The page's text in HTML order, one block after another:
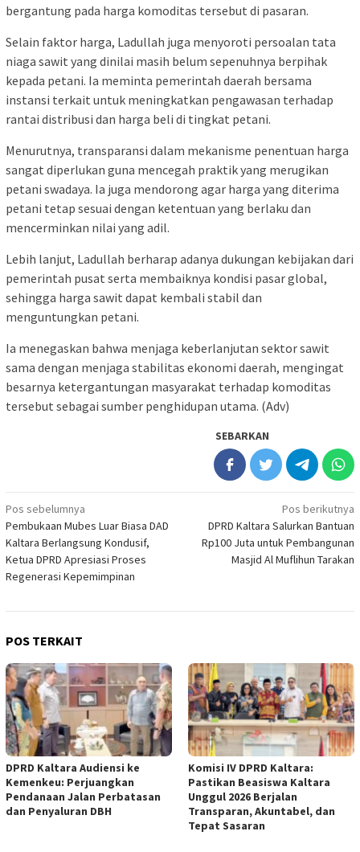
bergantung pada harga komoditas tersebut di pasaran.
Selain faktor harga, Ladullah juga menyoroti persoalan tata
niaga sawit yang dinilai masih belum sepenuhnya berpihak
kepada petani. Ia meminta pemerintah daerah bersama
instansi terkait untuk meningkatkan pengawasan terhadap
rantai distribusi dan harga beli di tingkat petani.
Menurutnya, transparansi dalam mekanisme penentuan harga
sangat diperlukan guna mencegah praktik yang merugikan
petani swadaya. Ia juga mendorong agar harga yang diterima
petani tetap sesuai dengan ketentuan yang berlaku dan
mencerminkan nilai yang adil.
Lebih lanjut, Ladullah berharap adanya dukungan kebijakan dari
pemerintah pusat serta membaiknya kondisi pasar global,
sehingga harga sawit dapat kembali stabil dan
menguntungkan petani.
Ia menegaskan bahwa menjaga keberlanjutan sektor sawit
sama dengan menjaga stabilitas ekonomi daerah, mengingat
besarnya ketergantungan masyarakat terhadap komoditas
tersebut sebagai sumber penghidupan utama. (Adv)
SEBARKAN
Navigasi
pos
Pos sebelumnya
Pembukaan Mubes Luar Biasa DAD
Kaltara Berlangsung Kondusif,
Ketua DPRD Apresiasi Proses
Regenerasi Kepemimpinan
Pos berikutnya
DPRD Kaltara Salurkan Bantuan
Rp100 Juta untuk Pembangunan
Masjid Al Muflihun Tarakan
POS TERKAIT
DPRD Kaltara Audiensi ke
Kemenkeu: Perjuangkan
Pendanaan Jalan Perbatasan
dan Penyaluran DBH
Komisi IV DPRD Kaltara:
Pastikan Beasiswa Kaltara
Unggul 2026 Berjalan
Transparan, Akuntabel, dan
Tepat Sasaran